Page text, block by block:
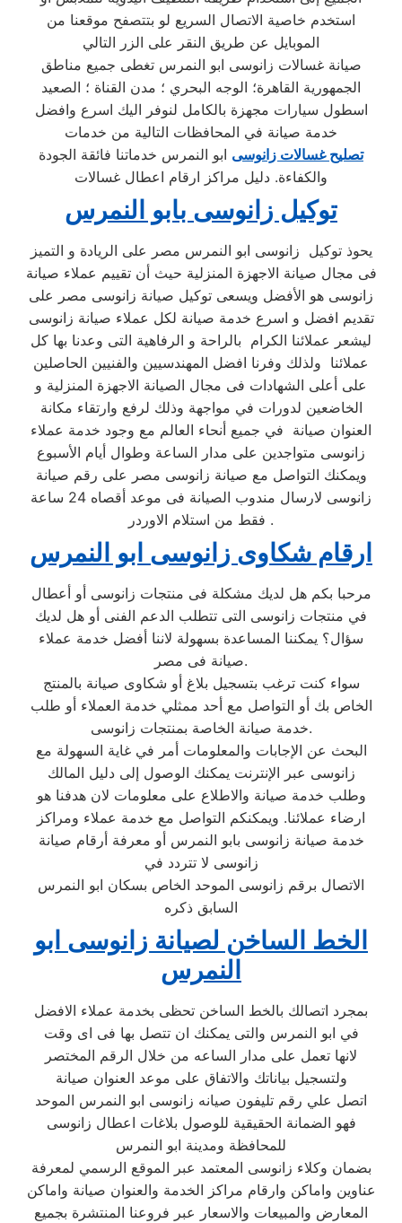
استخدم خاصية الاتصال السريع لو بتتصفح موقعنا من
الموبايل عن طريق النقر على الزر التالي
صيانة غسالات زانوسى ابو النمرس تغطى جميع مناطق
الجمهورية القاهرة؛ الوجه البحري ؛ مدن القناة ؛ الصعيد
اسطول سيارات مجهزة بالكامل لنوفر اليك اسرع وافضل
خدمة صيانة في المحافظات التالية من خدمات
تصليح غسالات زانوسى ابو النمرس خدماتنا فائقة الجودة
والكفاءة. دليل مراكز ارقام اعطال غسالات
توكيل زانوسى بابو النمرس
يحوذ توكيل زانوسى ابو النمرس مصر على الريادة و التميز
فى مجال صيانة الاجهزة المنزلية حيث أن تقييم عملاء صيانة
زانوسى هو الأفضل ويسعى توكيل صيانة زانوسى مصر على
تقديم افضل و اسرع خدمة صيانة لكل عملاء صيانة زانوسى
ليشعر عملائنا الكرام بالراحة و الرفاهية التى وعدنا بها كل
عملائنا ولذلك وفرنا افضل المهندسيين والفنيين الحاصلين
على أعلى الشهادات فى مجال الصيانة الاجهزة المنزلية و
الخاضعين لدورات في مواجهة وذلك لرفع وارتقاء مكانة
العنوان صيانة في جميع أنحاء العالم مع وجود خدمة عملاء
زانوسى متواجدين على مدار الساعة وطوال أيام الأسبوع
ويمكنك التواصل مع صيانة زانوسى مصر على رقم صيانة
زانوسى لارسال مندوب الصيانة فى موعد أقصاه 24 ساعة
فقط من استلام الاوردر .
ارقام شكاوى زانوسى ابو النمرس
مرحبا بكم هل لديك مشكلة فى منتجات زانوسى أو أعطال
في منتجات زانوسى التى تتطلب الدعم الفنى أو هل لديك
سؤال؟ يمكننا المساعدة بسهولة لاننا أفضل خدمة عملاء
صيانة فى مصر.
سواء كنت ترغب بتسجيل بلاغ أو شكاوى صيانة بالمنتج
الخاص بك أو التواصل مع أحد ممثلي خدمة العملاء أو طلب
خدمة صيانة الخاصة بمنتجات زانوسى.
البحث عن الإجابات والمعلومات أمر في غاية السهولة مع
زانوسى عبر الإنترنت يمكنك الوصول إلى دليل المالك
وطلب خدمة صيانة والاطلاع على معلومات لان هدفنا هو
ارضاء عملائنا. ويمكنكم التواصل مع خدمة عملاء ومراكز
خدمة صيانة زانوسى بابو النمرس أو معرفة أرقام صيانة
زانوسى لا تتردد في
الاتصال برقم زانوسى الموحد الخاص بسكان ابو النمرس
السابق ذكره
الخط الساخن لصيانة زانوسى ابو
النمرس
بمجرد اتصالك بالخط الساخن تحظى بخدمة عملاء الافضل
في ابو النمرس والتى يمكنك ان تتصل بها فى اى وقت
لانها تعمل على مدار الساعه من خلال الرقم المختصر
ولتسجيل بياناتك والاتفاق على موعد العنوان صيانة
اتصل علي رقم تليفون صيانه زانوسى ابو النمرس الموحد
فهو الضمانة الحقيقية للوصول بلاغات اعطال زانوسى
للمحافظة ومدينة ابو النمرس
بضمان وكلاء زانوسى المعتمد عبر الموقع الرسمي لمعرفة
عناوين واماكن وارقام مراكز الخدمة والعنوان صيانة واماكن
المعارض والمبيعات والاسعار عبر فروعنا المنتشرة بجميع